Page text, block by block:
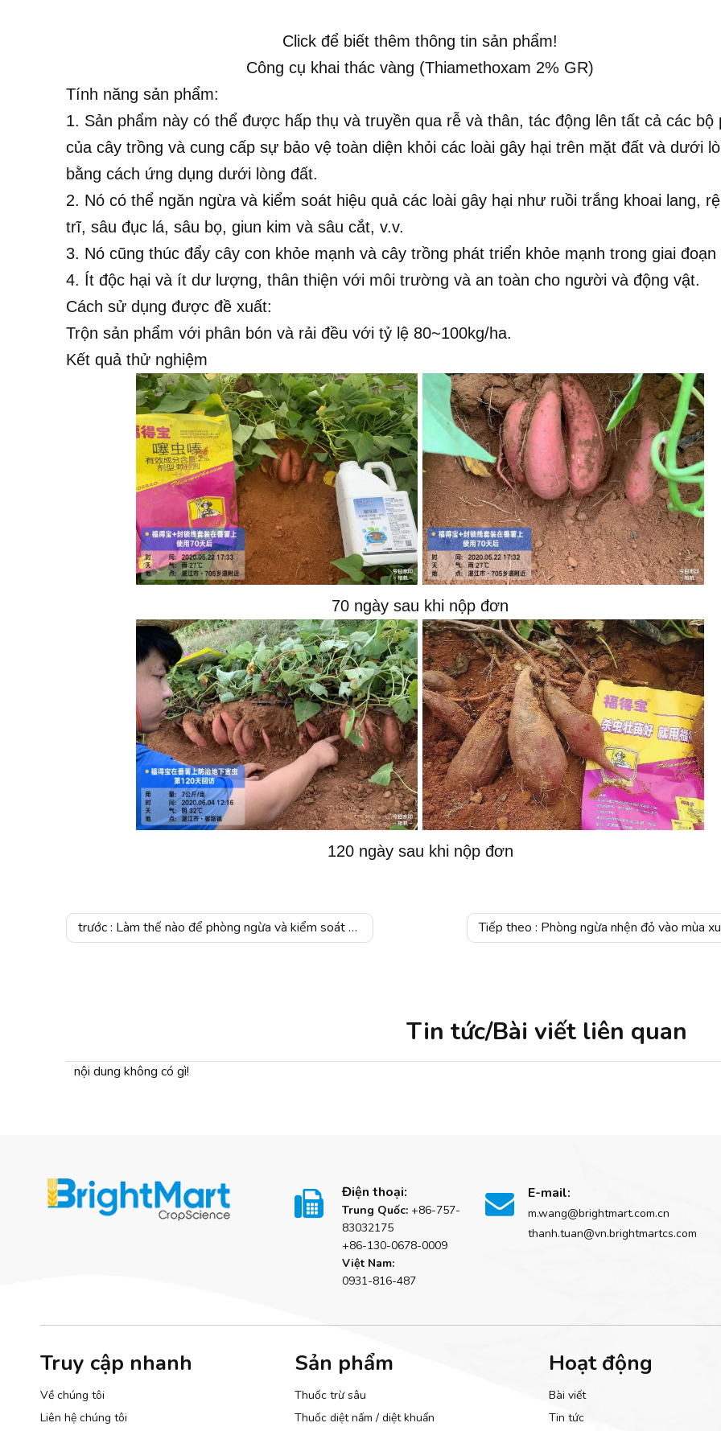
Click để biết thêm thông tin sản phẩm!
Công cụ khai thác vàng (Thiamethoxam 2% GR)
Tính năng sản phẩm:
1. Sản phẩm này có thể được hấp thụ và truyền qua rễ và thân, tác động lên tất cả các bộ
của cây trồng và cung cấp sự bảo vệ toàn diện khỏi các loài gây hại trên mặt đất và dưới
bằng cách ứng dụng dưới lòng đất.
2. Nó có thể ngăn ngừa và kiểm soát hiệu quả các loài gây hại như ruồi trắng khoai lang,
trĩ, sâu đục lá, sâu bọ, giun kim và sâu cắt, v.v.
3. Nó cũng thúc đẩy cây con khỏe mạnh và cây trồng phát triển khỏe mạnh trong giai đoạn
4. Ít độc hại và ít dư lượng, thân thiện với môi trường và an toàn cho người và động vật.
Cách sử dụng được đề xuất:
Trộn sản phẩm với phân bón và rải đều với tỷ lệ 80~100kg/ha.
Kết quả thử nghiệm
70 ngày sau khi nộp đơn
120 ngày sau khi nộp đơn
trước : Làm thế nào để phòng ngừa và kiểm soát bệnh lúa mì mùa xuân? Tiếp theo : Phòng ngừa nhện đỏ vào mùa xuân, tìm hiểu 'bí quyết kiểm
Tin tức/Bài viết liên quan
nội dung không có gì!
 Điện thoại:
Trung Quốc: +86-757-
83032175
+86-130-0678-0009
Việt Nam:
0931-816-487
 E-mail:
m.wang@brightmart.com.cn
thanh.tuan@vn.brightmartcs.com
Truy cập nhanh
Về chúng tôi
Liên hệ chúng tôi
Sản phẩm
Thuốc trừ sâu
Thuốc diệt nấm / diệt khuẩn
Hoạt động
Bài viết
Tin tức